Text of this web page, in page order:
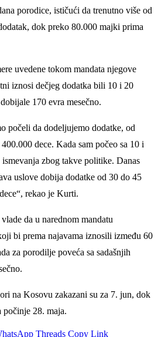
porodice, ističući da trenutno više od
dok preko 80.000 majki prima
uvedene tokom mandata njegove
iznosi dečjeg dodatka bili 10 i 20
170 evra mesečno.
počeli da dodeljujemo dodatke, od
dece. Kada sam počeo sa 10 i
zbog takve politike. Danas
uslove dobija dodatke od 30 do 45
rekao je Kurti.
da u narednom mandatu
bi prema najavama iznosili između 60
za porodilje poveća sa sadašnjih
na Kosovu zakazani su za 7. jun, dok
počinje 28. maja.
Threads Copy Link